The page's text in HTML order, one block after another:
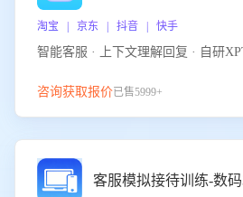
淘宝 | 京东 | 抖音 | 快手
智能客服 · 上下文理解回复 · 自研
咨询获取报价已售5999+
客服模拟接待训练-数码